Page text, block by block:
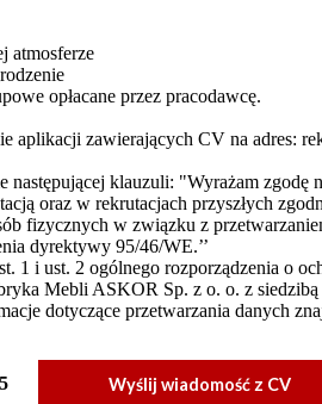
atmosferze
opłacane przez pracodawcę.
aplikacji zawierających CV na adres:
następującej klauzuli: "Wyrażam
oraz w rekrutacjach przyszłych
fizycznych w związku z
dyrektywy 95/46/WE.’’
1 i ust. 2 ogólnego rozporządzenia o
Mebli ASKOR Sp. z o. o. z
dotyczące przetwarzania danych
Wyślij wiadomość z CV